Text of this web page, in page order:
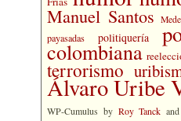
Manuel Santos
payasadas
politiquería
colombiana
terrorismo
Álvaro Uribe
WP-Cumulus by Roy Tanck and